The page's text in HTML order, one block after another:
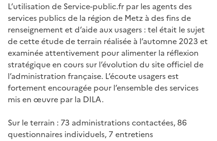
L’utilisation de Service-public.fr par les agents des
services publics de la région de Metz à des fins de
renseignement et d’aide aux usagers : tel était le sujet
de cette étude de terrain réalisée à l’automne 2023 et
examinée attentivement pour alimenter la réflexion
stratégique en cours sur l’évolution du site officiel de
l’administration française. L’écoute usagers est
fortement encouragée pour l’ensemble des services
mis en œuvre par la DILA.
Sur le terrain : 73 administrations contactées, 86
questionnaires individuels, 7 entretiens